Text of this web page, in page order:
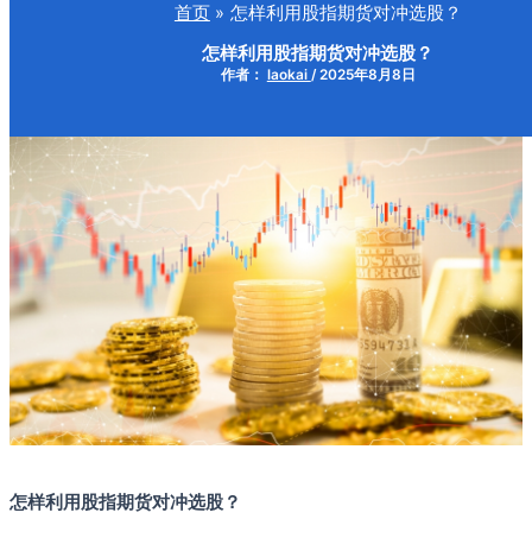
首页 怎样利用股指期货对冲选股？
怎样利用股指期货对冲选股？
作者： laokai /2025年8月8日
怎样利用股指期货对冲选股？